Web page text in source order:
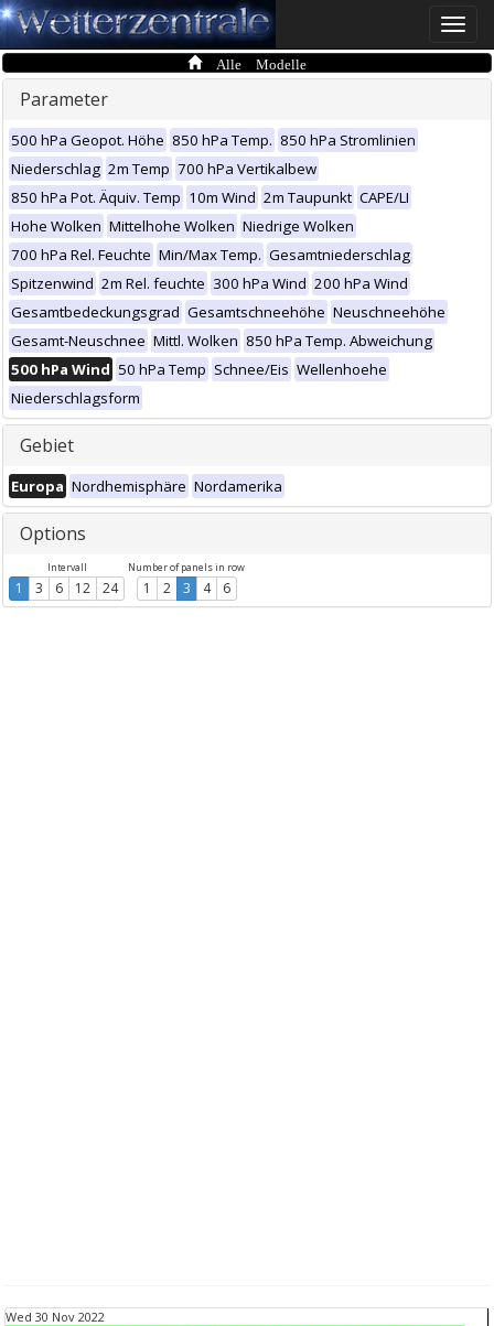
Toggle
Alle Modelle
Parameter
500 hPa Geopot. Höhe 850 hPa Temp. 850 hPa Stromlinien
Niederschlag 2m Temp 700 hPa Vertikalbew
850 hPa Pot. Äquiv. Temp 10m Wind 2m Taupunkt CAPE/LI
Hohe Wolken Mittelhohe Wolken Niedrige Wolken
700 hPa Rel. Feuchte Min/Max Temp. Gesamtniederschlag
Spitzenwind 2m Rel. feuchte 300 hPa Wind 200 hPa Wind
Gesamtbedeckungsgrad Gesamtschneehöhe Neuschneehöhe
Gesamt-Neuschnee Mittl. Wolken 850 hPa Temp. Abweichung
500 hPa Wind 50 hPa Temp Schnee/Eis Wellenhoehe
Niederschlagsform
Gebiet
Europa Nordhemisphäre Nordamerika
Options
Intervall
1 3 6 12 24
Number of panels in row
1 2 3 4 6
Wed 30 Nov 2022